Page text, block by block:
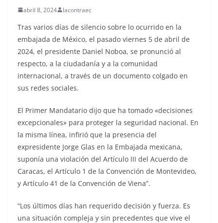
abril 8, 2024 lacontraec
Tras varios días de silencio sobre lo ocurrido en la
embajada de México, el pasado viernes 5 de abril de
2024, el presidente Daniel Noboa, se pronunció al
respecto, a la ciudadanía y a la comunidad
internacional, a través de un documento colgado en
sus redes sociales.
El Primer Mandatario dijo que ha tomado «decisiones
excepcionales» para proteger la seguridad nacional. En
la misma línea, infirió que la presencia del
expresidente Jorge Glas en la Embajada mexicana,
suponía una violación del Artículo III del Acuerdo de
Caracas, el Artículo 1 de la Convención de Montevideo,
y Artículo 41 de la Convención de Viena”.
“Los últimos días han requerido decisión y fuerza. Es
una situación compleja y sin precedentes que vive el